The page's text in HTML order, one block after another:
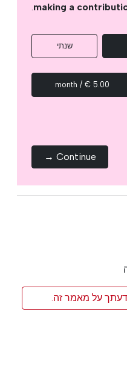
making a
.
שנתי
5.00 € / month
Continue →
דעתך על מאמר זה.